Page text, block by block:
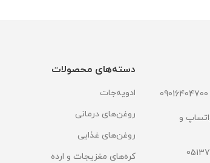
و
دسته‌های محصولات
ادویه‌جات
روغن‌های درمانی
روغن‌های غذایی
کره‌های مغزیجات و ارده